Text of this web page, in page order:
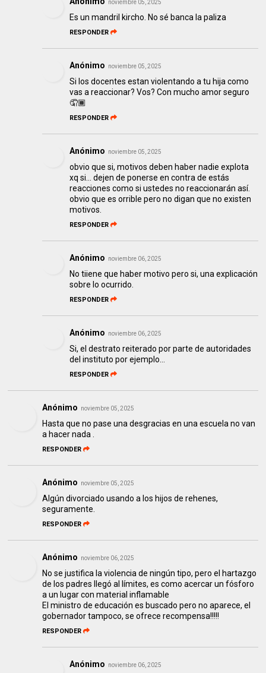
noviembre 05, 2025
Es un mandril kircho. No sé banca la paliza
RESPONDER
Anónimo noviembre 05, 2025
Si los docentes estan violentando a tu hija como
vas a reaccionar? Vos? Con mucho amor seguro
🤦🏾
RESPONDER
Anónimo noviembre 05, 2025
obvio que si, motivos deben haber nadie explota
xq si... dejen de ponerse en contra de estás
reacciones como si ustedes no reaccionarán así.
obvio que es orrible pero no digan que no existen
motivos.
RESPONDER
Anónimo noviembre 06, 2025
No tiiene que haber motivo pero si, una explicación
sobre lo ocurrido.
RESPONDER
Anónimo noviembre 06, 2025
Si, el destrato reiterado por parte de autoridades
del instituto por ejemplo...
RESPONDER
Anónimo noviembre 05, 2025
Hasta que no pase una desgracias en una escuela no van
a hacer nada .
RESPONDER
Anónimo noviembre 05, 2025
Algún divorciado usando a los hijos de rehenes,
seguramente.
RESPONDER
Anónimo noviembre 06, 2025
No se justifica la violencia de ningún tipo, pero el hartazgo
de los padres llegó al límites, es como acercar un fósforo
a un lugar con material inflamable
El ministro de educación es buscado pero no aparece, el
gobernador tampoco, se ofrece recompensa!!!!!
RESPONDER
Anónimo noviembre 06, 2025